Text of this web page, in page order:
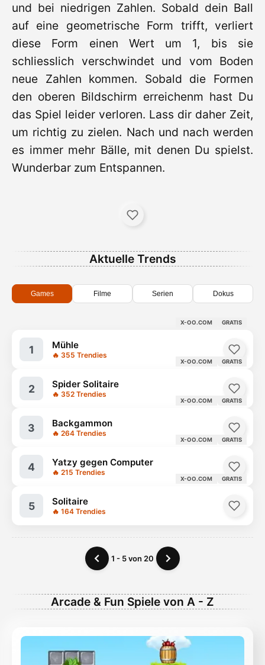
und bei niedrigen Zahlen. Sobald dein Ball
auf eine geometrische Form trifft, verliert
diese Form einen Wert um 1, bis sie
schliesslich verschwindet und vom Boden
neue Zahlen kommen. Sobald die Formen
den oberen Bildschirm erreichenm hast Du
das Spiel leider verloren. Lass dir daher Zeit,
um richtig zu zielen. Nach und nach werden
es immer mehr Bälle, mit denen Du spielst.
Wunderbar zum Entspannen.
Aktuelle Trends
Games Filme Serien Dokus
X-OO.COM GRATIS
1 Mühle
🔥 355 Trendies
X-OO.COM GRATIS
2 Spider Solitaire
🔥 352 Trendies
X-OO.COM GRATIS
3 Backgammon
🔥 264 Trendies
X-OO.COM GRATIS
4 Yatzy gegen Computer
🔥 215 Trendies
X-OO.COM GRATIS
5 Solitaire
🔥 164 Trendies
1 - 5 von 20
Arcade & Fun Spiele von A - Z